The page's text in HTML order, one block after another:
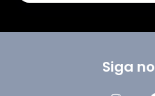
Siga